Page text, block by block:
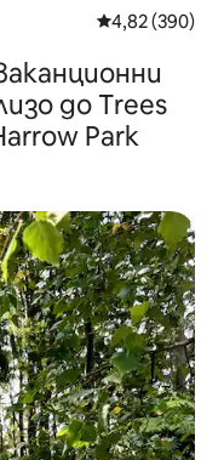
Средна
4,82 (390)
до Trees
Park